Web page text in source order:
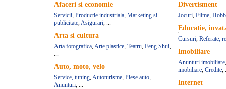
Afaceri si economie
Servicii, Productie industriala, Marketing si
publicitate,Asigurari, ...
Arta si cultura
Arta fotografica,Arte plastice, Teatru, Feng Shui,
...
Auto, moto, velo
Service, tuning,Autoturisme, Piese auto,
Anunturi, ...
Divertisment
Jocuri, Filme,
Educatie,
Cursuri, Referate,
Imobiliare
Anunturi imobiliare
imobiliare, Credite,
Internet